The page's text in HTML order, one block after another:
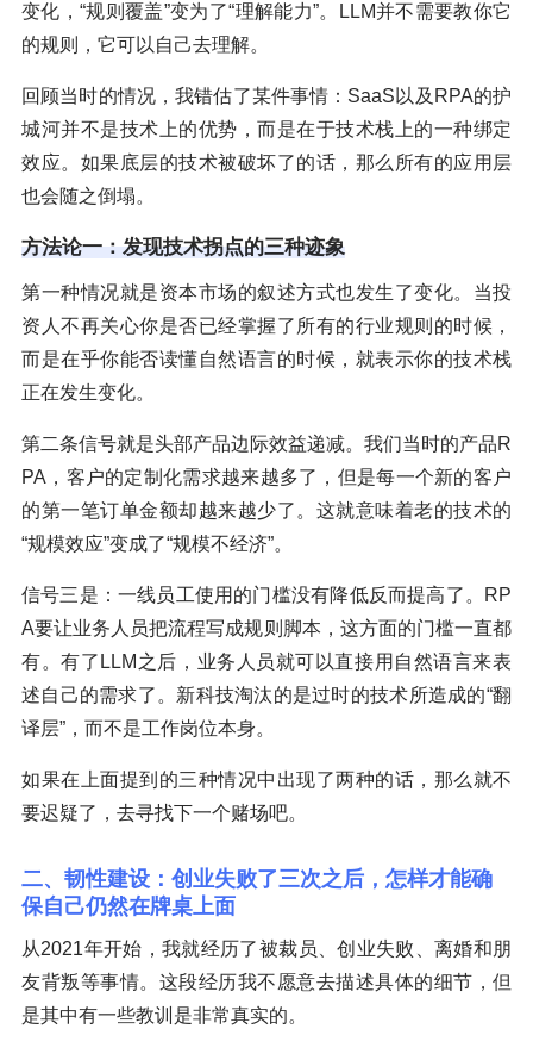
变化，“规则覆盖”变为了“理解能力”。LLM并不需要教你它
的规则，它可以自己去理解。
回顾当时的情况，我错估了某件事情：SaaS以及RPA的护
城河并不是技术上的优势，而是在于技术栈上的一种绑定
效应。如果底层的技术被破坏了的话，那么所有的应用层
也会随之倒塌。
方法论一：发现技术拐点的三种迹象
第一种情况就是资本市场的叙述方式也发生了变化。当投
资人不再关心你是否已经掌握了所有的行业规则的时候，
而是在乎你能否读懂自然语言的时候，就表示你的技术栈
正在发生变化。
第二条信号就是头部产品边际效益递减。我们当时的产品R
PA，客户的定制化需求越来越多了，但是每一个新的客户
的第一笔订单金额却越来越少了。这就意味着老的技术的
“规模效应”变成了“规模不经济”。
信号三是：一线员工使用的门槛没有降低反而提高了。RP
A要让业务人员把流程写成规则脚本，这方面的门槛一直都
有。有了LLM之后，业务人员就可以直接用自然语言来表
述自己的需求了。新科技淘汰的是过时的技术所造成的“翻
译层”，而不是工作岗位本身。
如果在上面提到的三种情况中出现了两种的话，那么就不
要迟疑了，去寻找下一个赌场吧。
二、韧性建设：创业失败了三次之后，怎样才能确
保自己仍然在牌桌上面
从2021年开始，我就经历了被裁员、创业失败、离婚和朋
友背叛等事情。这段经历我不愿意去描述具体的细节，但
是其中有一些教训是非常真实的。